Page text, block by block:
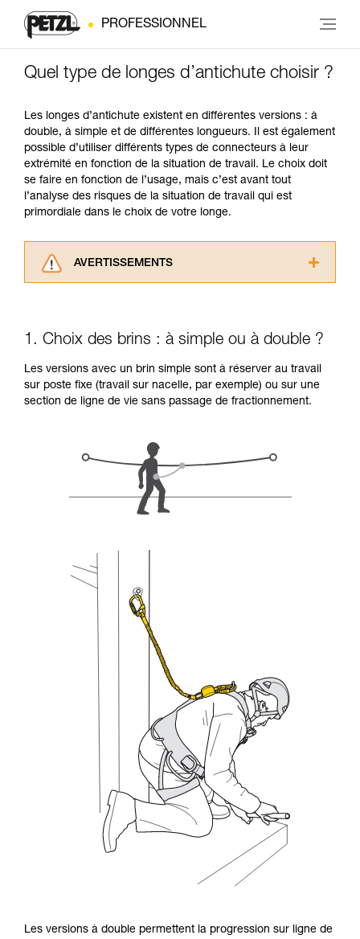
PROFESSIONNEL
Quel type de longes d’antichute choisir ?
Les longes d’antichute existent en différentes versions : à
double, à simple et de différentes longueurs. Il est également
possible d’utiliser différents types de connecteurs à leur
extrémité en fonction de la situation de travail. Le choix doit
se faire en fonction de l’usage, mais c’est avant tout
l’analyse des risques de la situation de travail qui est
primordiale dans le choix de votre longe.
AVERTISSEMENTS
informations de la notice technique pour
d’informations.
Maîtriser ces techniques nécessite une
formation et un entraînement spécifique. Validez
de la reproduire en autonomie.
Nous donnons des exemples de techniques
liées à votre activité. Il peut en exister d’autres
que nous ne décrivons pas ici.
1. Choix des brins : à simple ou à double ?
Les versions avec un brin simple sont à réserver au travail
sur poste fixe (travail sur nacelle, par exemple) ou sur une
section de ligne de vie sans passage de fractionnement.
Les versions à double permettent la progression sur ligne de